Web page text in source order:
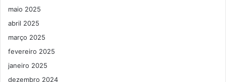
maio 2025
abril 2025
março 2025
fevereiro 2025
janeiro 2025
dezembro 2024